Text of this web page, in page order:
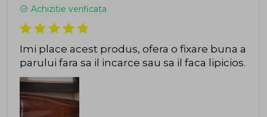
Achizitie verificata
Imi place acest produs, ofera o fixare buna a
parului fara sa il incarce sau sa il faca lipicios.